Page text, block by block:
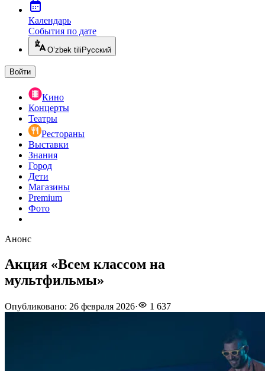
Календарь
События по дате
O’zbek tili Русский
Войти
Кино
Концерты
Театры
Рестораны
Выставки
Знания
Город
Дети
Магазины
Premium
Фото
Анонс
Акция «Всем классом на
мультфильмы»
Опубликовано: 26 февраля 2026· 1 637